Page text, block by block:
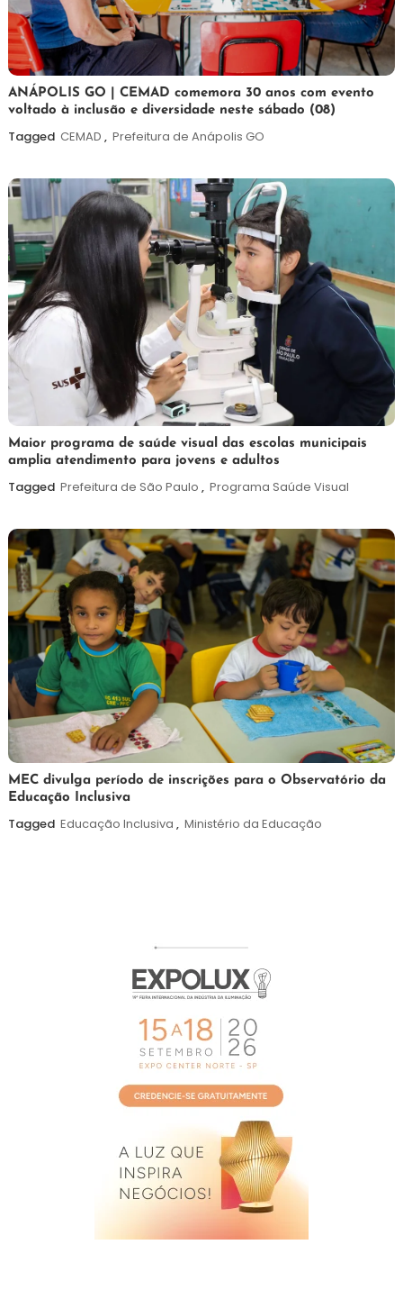
7
de
agosto
Maurilio
ANÁPOLIS GO | CEMAD comemora 30 anos com evento
voltado à inclusão e diversidade neste sábado (08)
Tagged CEMAD , Prefeitura de Anápolis GO
7
de
agosto
Maurilio
Maior programa de saúde visual das escolas municipais
amplia atendimento para jovens e adultos
Tagged Prefeitura de São Paulo , Programa Saúde Visual
7
de
agosto
Maurilio
MEC divulga período de inscrições para o Observatório da
Educação Inclusiva
Tagged Educação Inclusiva , Ministério da Educação